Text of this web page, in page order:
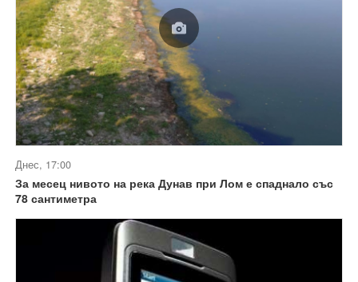
Днес, 17:00
За месец нивото на река Дунав при Лом е спаднало със
78 сантиметра